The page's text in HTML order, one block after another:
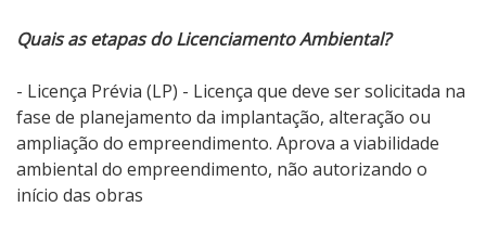
Quais as etapas do Licenciamento Ambiental?
- Licença Prévia (LP) - Licença que deve ser solicitada na
fase de planejamento da implantação, alteração ou
ampliação do empreendimento. Aprova a viabilidade
ambiental do empreendimento, não autorizando o
início das obras